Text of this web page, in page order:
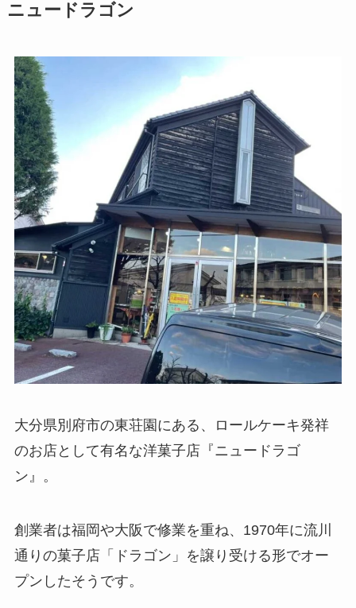
ニュードラゴン
大分県別府市の東荘園にある、ロールケーキ発祥
のお店として有名な洋菓子店『ニュードラゴ
ン』。
創業者は福岡や大阪で修業を重ね、1970年に流川
通りの菓子店「ドラゴン」を譲り受ける形でオー
プンしたそうです。